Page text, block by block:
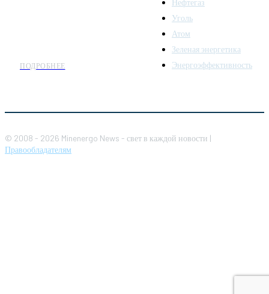
ПОДРОБНЕЕ
Нефтегаз
Уголь
Атом
Зеленая энергетика
Энергоэффективность
© 2008 - 2026 Minenergo News - свет в каждой новости |
Правообладателям